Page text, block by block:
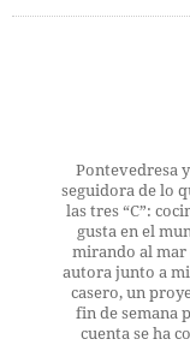
Pontevedresa
seguidora de lo
las tres “C”:
gusta en el
mirando al mar
autora junto a
casero, un
fin de semana
cuenta se ha